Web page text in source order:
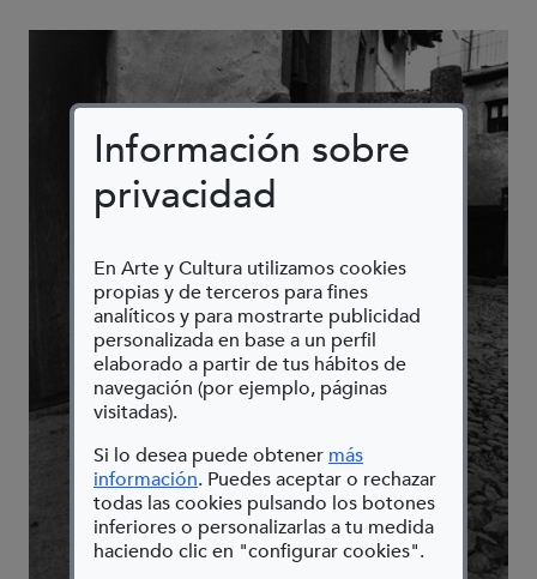
Información sobre
privacidad
En Arte y Cultura utilizamos cookies
propias y de terceros para fines
analíticos y para mostrarte publicidad
personalizada en base a un perfil
elaborado a partir de tus hábitos de
navegación (por ejemplo, páginas
visitadas).
Si lo desea puede obtener más
información(Abre en nueva ventana)
. Puedes aceptar o rechazar
todas las cookies pulsando los botones
inferiores o personalizarlas a tu medida
haciendo clic en "configurar cookies".